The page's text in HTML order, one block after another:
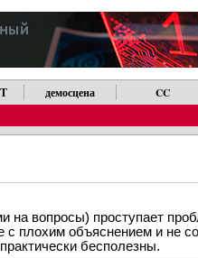
демосцена CC
на вопросы) проступает
плохим объяснением и не
бесполезны.